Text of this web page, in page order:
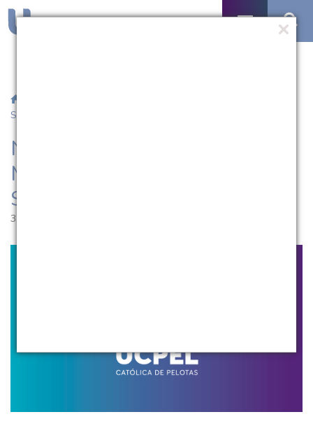
Sanches
Nota de pesar - egresso
Marcelo Lautenschlager
Sanches
31.08.2020 | 17:32